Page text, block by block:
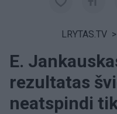
LRYTAS.TV >
E.
rezultatas
neatspindi